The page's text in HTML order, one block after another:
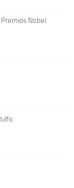
Nobel